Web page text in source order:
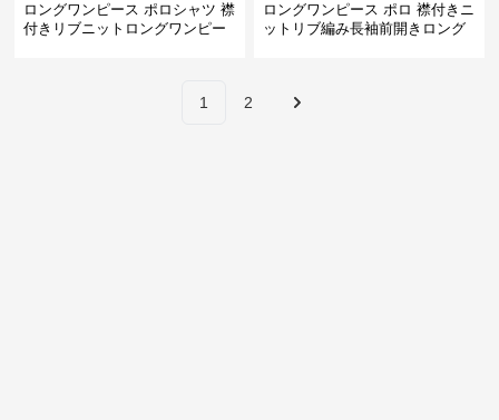
ロングワンピース ポロシャツ 襟
付きリブニットロングワンピー
ロングワンピース ポロ 襟付きニ
ットリブ編み長袖前開きロング
1 2